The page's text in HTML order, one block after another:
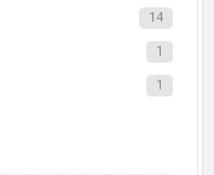
14
1
1